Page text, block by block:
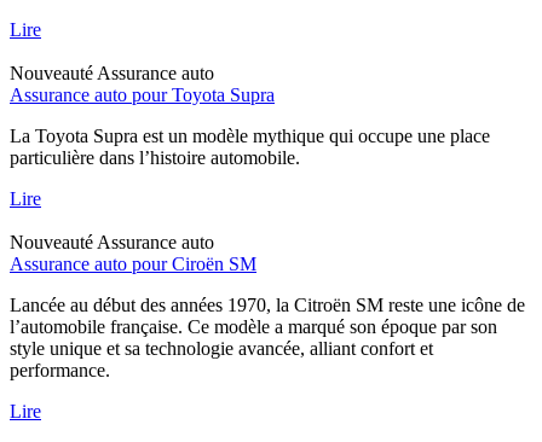
Lire
Nouveauté Assurance auto
Assurance auto pour Toyota Supra
La Toyota Supra est un modèle mythique qui occupe une place
particulière dans l’histoire automobile.
Lire
Nouveauté Assurance auto
Assurance auto pour Ciroën SM
Lancée au début des années 1970, la Citroën SM reste une icône de
l’automobile française. Ce modèle a marqué son époque par son
style unique et sa technologie avancée, alliant confort et
performance.
Lire